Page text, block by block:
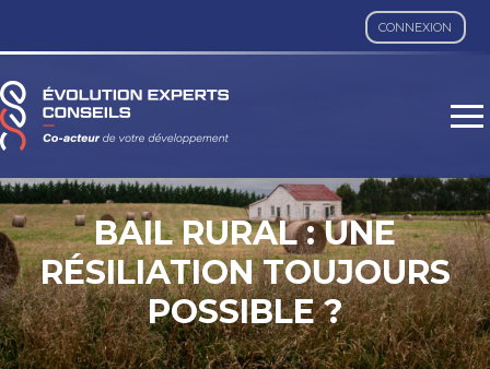
CONNEXION
Aller
au
BAIL RURAL : UNE
RÉSILIATION TOUJOURS
POSSIBLE ?